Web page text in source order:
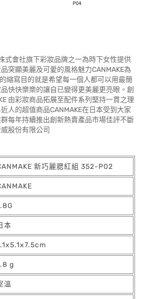
式會社旗下彩妝品牌之一為時下女性提供
突顯美麗及可愛的風格魅力CANMAKE為
縮寫目的就是希望每一個人都可以用最簡
快快樂樂的讓自已變得更美麗更亮眼。創
由彩妝商品拓展至配件系列堅持一貫之理
人的超值商品CANMAKE在日本受到大家
每年持續推出創新熱賣產品市場佳評不斷
股份有限公司
新巧麗腮紅組 352-P02
本
g
溫